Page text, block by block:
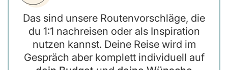
Das sind unsere Routenvorschläge, die
du 1:1 nachreisen oder als Inspiration
nutzen kannst. Deine Reise wird im
Gespräch aber komplett individuell auf